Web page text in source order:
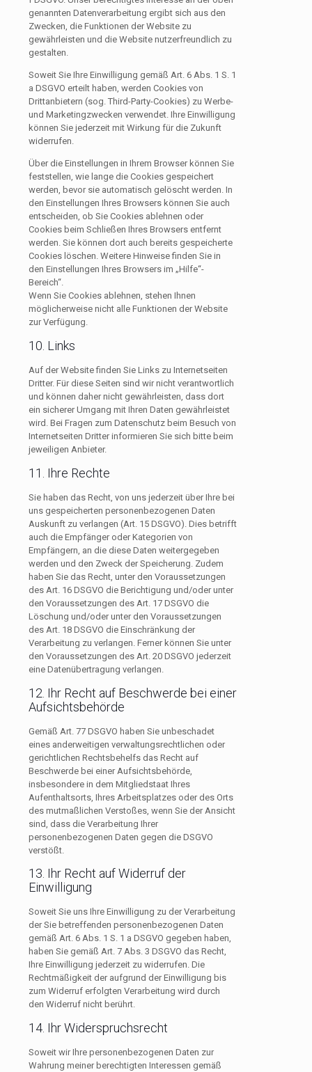
genannten Datenverarbeitung ergibt sich aus den
Zwecken, die Funktionen der Website zu
gewährleisten und die Website nutzerfreundlich zu
gestalten.
Soweit Sie Ihre Einwilligung gemäß Art. 6 Abs. 1 S. 1
a DSGVO erteilt haben, werden Cookies von
Drittanbietern (sog. Third-Party-Cookies) zu Werbe-
und Marketingzwecken verwendet. Ihre Einwilligung
können Sie jederzeit mit Wirkung für die Zukunft
widerrufen.
Über die Einstellungen in Ihrem Browser können Sie
feststellen, wie lange die Cookies gespeichert
werden, bevor sie automatisch gelöscht werden. In
den Einstellungen Ihres Browsers können Sie auch
entscheiden, ob Sie Cookies ablehnen oder
Cookies beim Schließen Ihres Browsers entfernt
werden. Sie können dort auch bereits gespeicherte
Cookies löschen. Weitere Hinweise finden Sie in
den Einstellungen Ihres Browsers im „Hilfe“-
Bereich“.
Wenn Sie Cookies ablehnen, stehen Ihnen
möglicherweise nicht alle Funktionen der Website
zur Verfügung.
10. Links
Auf der Website finden Sie Links zu Internetseiten
Dritter. Für diese Seiten sind wir nicht verantwortlich
und können daher nicht gewährleisten, dass dort
ein sicherer Umgang mit Ihren Daten gewährleistet
wird. Bei Fragen zum Datenschutz beim Besuch von
Internetseiten Dritter informieren Sie sich bitte beim
jeweiligen Anbieter.
11. Ihre Rechte
Sie haben das Recht, von uns jederzeit über Ihre bei
uns gespeicherten personenbezogenen Daten
Auskunft zu verlangen (Art. 15 DSGVO). Dies betrifft
auch die Empfänger oder Kategorien von
Empfängern, an die diese Daten weitergegeben
werden und den Zweck der Speicherung. Zudem
haben Sie das Recht, unter den Voraussetzungen
des Art. 16 DSGVO die Berichtigung und/oder unter
den Voraussetzungen des Art. 17 DSGVO die
Löschung und/oder unter den Voraussetzungen
des Art. 18 DSGVO die Einschränkung der
Verarbeitung zu verlangen. Ferner können Sie unter
den Voraussetzungen des Art. 20 DSGVO jederzeit
eine Datenübertragung verlangen.
12. Ihr Recht auf Beschwerde bei einer
Aufsichtsbehörde
Gemäß Art. 77 DSGVO haben Sie unbeschadet
eines anderweitigen verwaltungsrechtlichen oder
gerichtlichen Rechtsbehelfs das Recht auf
Beschwerde bei einer Aufsichtsbehörde,
insbesondere in dem Mitgliedstaat Ihres
Aufenthaltsorts, Ihres Arbeitsplatzes oder des Orts
des mutmaßlichen Verstoßes, wenn Sie der Ansicht
sind, dass die Verarbeitung Ihrer
personenbezogenen Daten gegen die DSGVO
verstößt.
13. Ihr Recht auf Widerruf der
Einwilligung
Soweit Sie uns Ihre Einwilligung zu der Verarbeitung
der Sie betreffenden personenbezogenen Daten
gemäß Art. 6 Abs. 1 S. 1 a DSGVO gegeben haben,
haben Sie gemäß Art. 7 Abs. 3 DSGVO das Recht,
Ihre Einwilligung jederzeit zu widerrufen. Die
Rechtmäßigkeit der aufgrund der Einwilligung bis
zum Widerruf erfolgten Verarbeitung wird durch
den Widerruf nicht berührt.
14. Ihr Widerspruchsrecht
Soweit wir Ihre personenbezogenen Daten zur
Wahrung meiner berechtigten Interessen gemäß